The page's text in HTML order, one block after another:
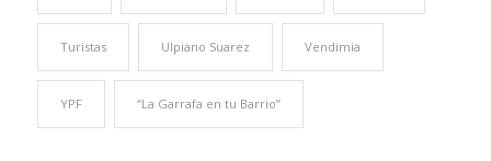
Turistas Ulpiano Suarez Vendimia
YPF “La Garrafa en tu Barrio”